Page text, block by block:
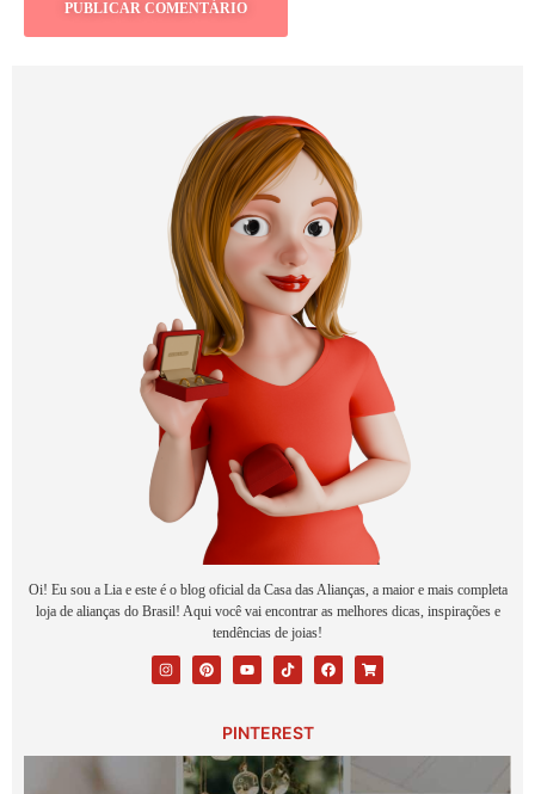
Oi! Eu sou a Lia e este é o blog oficial da Casa das Alianças, a maior e mais completa
loja de alianças do Brasil! Aqui você vai encontrar as melhores dicas, inspirações e
tendências de joias!
PINTEREST